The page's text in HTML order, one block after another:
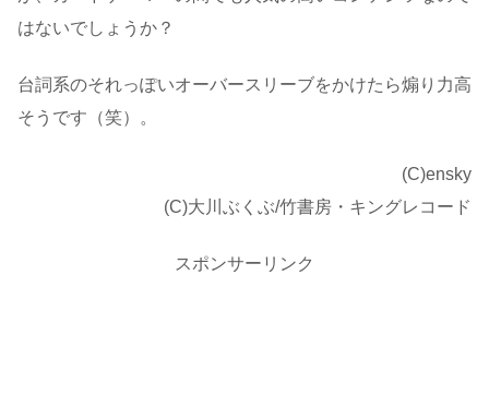
はないでしょうか？
台詞系のそれっぽいオーバースリーブをかけたら煽り力高
そうです（笑）。
(C)ensky
(C)大川ぶくぶ/竹書房・キングレコード
スポンサーリンク